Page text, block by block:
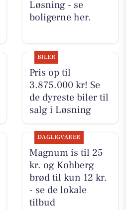
Løsning - se
boligerne her.
BILER
Pris op til
3.875.000 kr! Se
de dyreste biler til
salg i Løsning
DAGLIGVARER
Magnum is til 25
kr. og Kohberg
brød til kun 12 kr.
- se de lokale
tilbud